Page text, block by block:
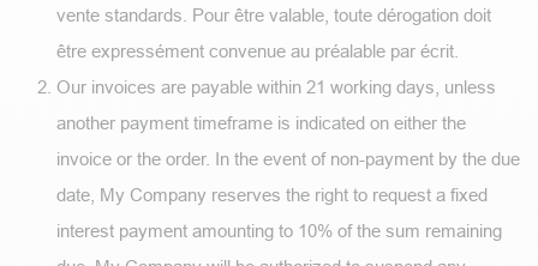
vente standards. Pour être valable, toute dérogation doit
être expressément convenue au préalable par écrit.
Our invoices are payable within 21 working days, unless
another payment timeframe is indicated on either the
invoice or the order. In the event of non-payment by the due
date, My Company reserves the right to request a fixed
interest payment amounting to 10% of the sum remaining